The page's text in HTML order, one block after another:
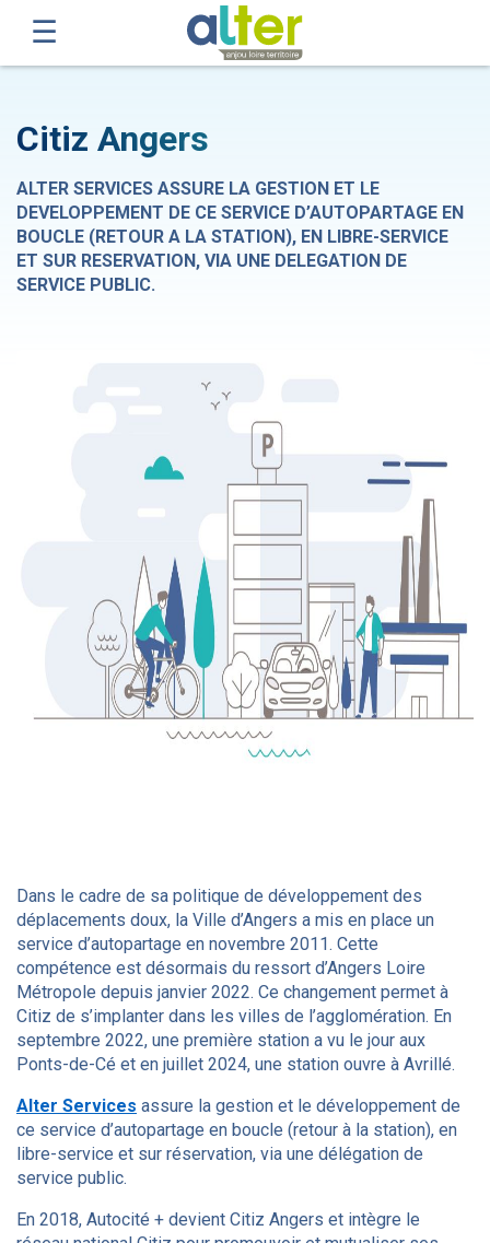
Citiz Angers
ALTER SERVICES ASSURE LA GESTION ET LE
DEVELOPPEMENT DE CE SERVICE D’AUTOPARTAGE EN
BOUCLE (RETOUR A LA STATION), EN LIBRE-SERVICE
ET SUR RESERVATION, VIA UNE DELEGATION DE
SERVICE PUBLIC.
Dans le cadre de sa politique de développement des
déplacements doux, la Ville d’Angers a mis en place un
service d’autopartage en novembre 2011. Cette
compétence est désormais du ressort d’Angers Loire
Métropole depuis janvier 2022. Ce changement permet à
Citiz de s’implanter dans les villes de l’agglomération. En
septembre 2022, une première station a vu le jour aux
Ponts-de-Cé et en juillet 2024, une station ouvre à Avrillé.
Alter Services assure la gestion et le développement de
ce service d’autopartage en boucle (retour à la station), en
libre-service et sur réservation, via une délégation de
service public.
En 2018, Autocité + devient Citiz Angers et intègre le